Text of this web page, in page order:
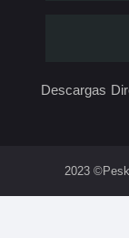
Descargas
2023